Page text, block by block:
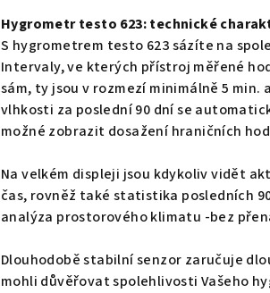
Hygrometr testo 623: technické
S hygrometrem testo 623 sázíte na
Intervaly, ve kterých přístroj měřené
sám, ty jsou v rozmezí minimálně 5
vlhkosti za poslední 90 dní se
možné zobrazit dosažení hraničních
Na velkém displeji jsou kdykoliv vidět
čas, rovněž také statistika posledních
analýza prostorového klimatu -bez
Dlouhodobě stabilní senzor zaručuje
mohli důvěřovat spolehlivosti Vašeho